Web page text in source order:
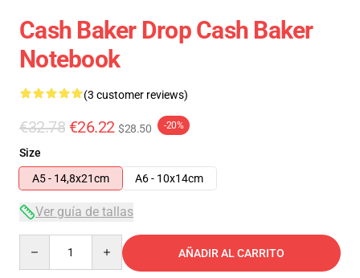
Cash Baker Drop Cash Baker
Notebook
(3 customer reviews)
€32.78 €26.22 $28.50 -20%
Size
A5 - 14,8x21cm
A6 - 10x14cm
Ver guía de tallas
AÑADIR AL CARRITO